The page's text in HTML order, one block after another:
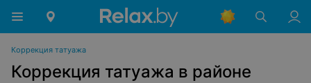
Коррекция татуажа
Коррекция татуажа в районе